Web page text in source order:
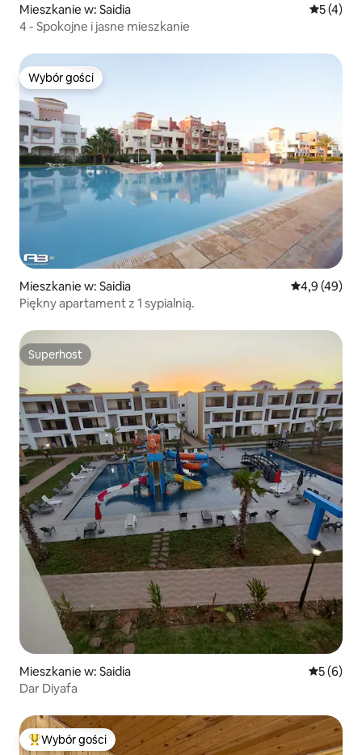
Mieszkanie w: Saidia Średnia
5 (4)
4 - Spokojne i jasne mieszkanie
Wybór gości
Wybór gości
Mieszkanie w: Saidia Średnia
4,9 (49)
Piękny apartament z 1 sypialnią.
Superhost
Superhost
Mieszkanie w: Saidia Średnia
5 (6)
Dar Diyafa
Najpopularniejsze z kategorii Wybór gości
Wybór gości